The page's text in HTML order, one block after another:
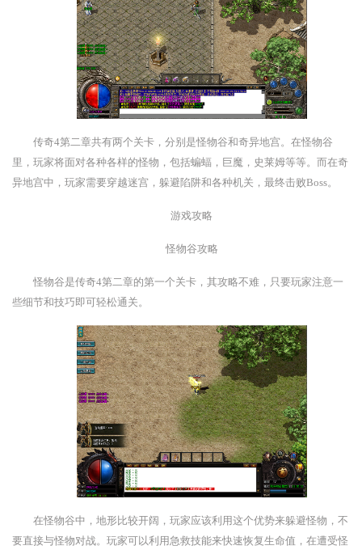
传奇4第二章共有两个关卡，分别是怪物谷和奇异地宫。在怪物谷
里，玩家将面对各种各样的怪物，包括蝙蝠，巨魔，史莱姆等等。而在奇
异地宫中，玩家需要穿越迷宫，躲避陷阱和各种机关，最终击败Boss。
游戏攻略
怪物谷攻略
怪物谷是传奇4第二章的第一个关卡，其攻略不难，只要玩家注意一
些细节和技巧即可轻松通关。
在怪物谷中，地形比较开阔，玩家应该利用这个优势来躲避怪物，不
要直接与怪物对战。玩家可以利用急救技能来快速恢复生命值，在遭受怪